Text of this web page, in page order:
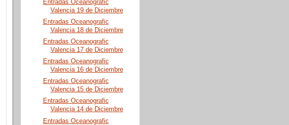
Entradas Oceanografic
Valencia 19 de Diciembre
Entradas Oceanografic
Valencia 18 de Diciembre
Entradas Oceanografic
Valencia 17 de Diciembre
Entradas Oceanografic
Valencia 16 de Diciembre
Entradas Oceanografic
Valencia 15 de Diciembre
Entradas Oceanografic
Valencia 14 de Diciembre
Entradas Oceanografic